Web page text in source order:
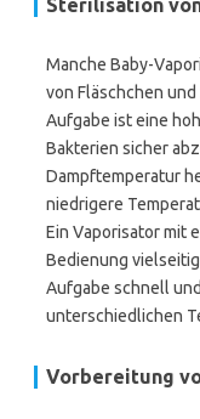
Sterilisation
Manche Baby-
von Fläschchen
Aufgabe ist eine
Bakterien sicher
Dampftemperatur
niedrigere
Ein Vaporisator mit
Bedienung
Aufgabe schnell
unterschiedlichen
Vorbereitung